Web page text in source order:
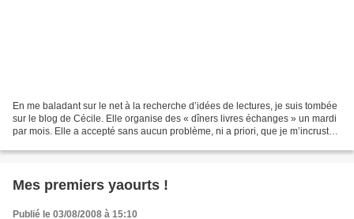
En me baladant sur le net à la recherche d’idées de lectures, je suis tombée
sur le blog de Cécile. Elle organise des « dîners livres échanges » un mardi
par mois. Elle a accepté sans aucun problème, ni a priori, que je m’incruste
Mes premiers yaourts !
Publié le 03/08/2008 à 15:10